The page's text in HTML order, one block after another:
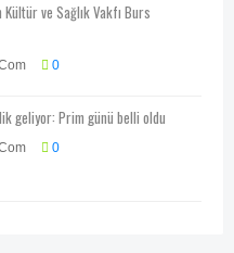
Kültür ve Sağlık Vakfı Burs
0
geliyor: Prim günü belli oldu
0